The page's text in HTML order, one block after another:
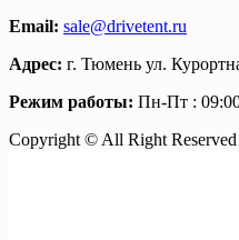
Email: sale@drivetent.ru
Адрес: г. Тюмень ул.
Режим работы: Пн-Пт :
Copyright © All Right Reserved